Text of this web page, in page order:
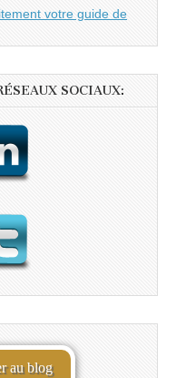
votre guide de
SOCIAUX:
au blog